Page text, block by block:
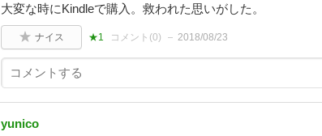
大変な時にKindleで購入。救われた思いがした。
ナイス ★1 コメント(0) 2018/08/23
yunico